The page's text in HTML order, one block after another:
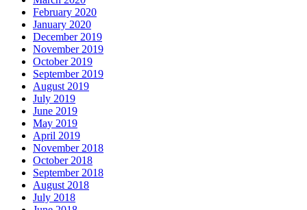
February 2020
January 2020
December 2019
November 2019
October 2019
September 2019
August 2019
July 2019
June 2019
May 2019
April 2019
November 2018
October 2018
September 2018
August 2018
July 2018